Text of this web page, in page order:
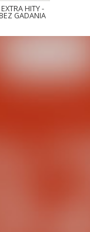
EXTRA HITY -
GADANIA